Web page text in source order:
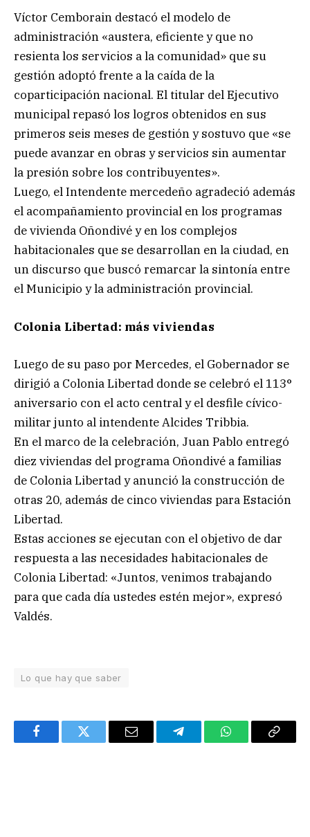
Víctor Cemborain destacó el modelo de
administración «austera, eficiente y que no
resienta los servicios a la comunidad» que su
gestión adoptó frente a la caída de la
coparticipación nacional. El titular del Ejecutivo
municipal repasó los logros obtenidos en sus
primeros seis meses de gestión y sostuvo que «se
puede avanzar en obras y servicios sin aumentar
la presión sobre los contribuyentes».
Luego, el Intendente mercedeño agradeció además
el acompañamiento provincial en los programas
de vivienda Oñondivé y en los complejos
habitacionales que se desarrollan en la ciudad, en
un discurso que buscó remarcar la sintonía entre
el Municipio y la administración provincial.
Colonia Libertad: más viviendas
Luego de su paso por Mercedes, el Gobernador se
dirigió a Colonia Libertad donde se celebró el 113°
aniversario con el acto central y el desfile cívico-
militar junto al intendente Alcides Tribbia.
En el marco de la celebración, Juan Pablo entregó
diez viviendas del programa Oñondivé a familias
de Colonia Libertad y anunció la construcción de
otras 20, además de cinco viviendas para Estación
Libertad.
Estas acciones se ejecutan con el objetivo de dar
respuesta a las necesidades habitacionales de
Colonia Libertad: «Juntos, venimos trabajando
para que cada día ustedes estén mejor», expresó
Valdés.
Lo que hay que saber
FacebookTwitter Email TelegramWhatsAppCopy